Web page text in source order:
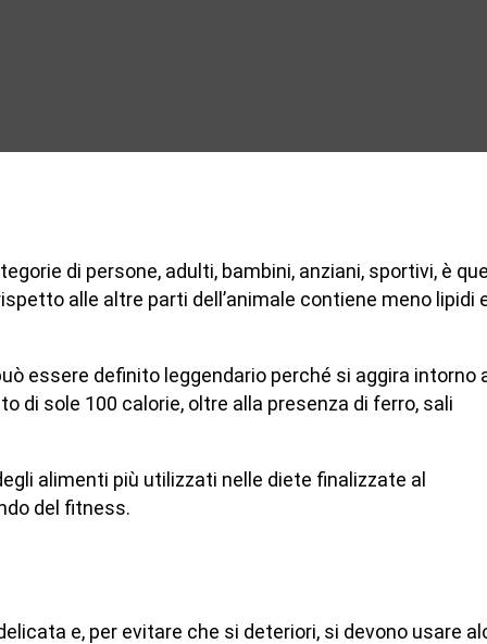
di persone, adulti, bambini, anziani, sportivi, è
alle altre parti dell’animale contiene meno lipidi
essere definito leggendario perché si aggira intorno
di sole 100 calorie, oltre alla presenza di ferro, sali
alimenti più utilizzati nelle diete finalizzate al
del fitness.
e, per evitare che si deteriori, si devono usare